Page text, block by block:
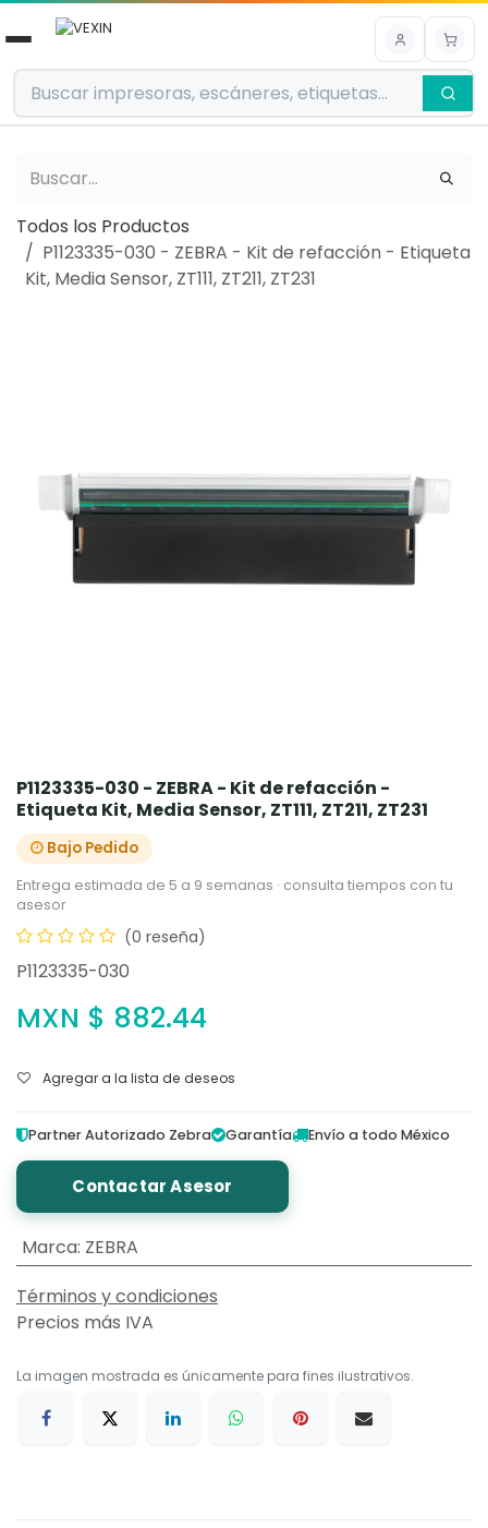
Ir al contenido
Todos los Productos
P1123335-030 - ZEBRA - Kit de refacción - Etiqueta
Kit, Media Sensor, ZT111, ZT211, ZT231
P1123335-030 - ZEBRA - Kit de refacción -
Etiqueta Kit, Media Sensor, ZT111, ZT211, ZT231
Bajo Pedido
Entrega estimada de 5 a 9 semanas · consulta tiempos con tu
asesor
(0 reseña)
P1123335-030
MXN $ 882.44
Agregar a la lista de deseos
Partner Autorizado Zebra Garantía Envío a todo México
Contactar Asesor
Marca: ZEBRA
Términos y condiciones
Precios más IVA
La imagen mostrada es únicamente para fines ilustrativos.